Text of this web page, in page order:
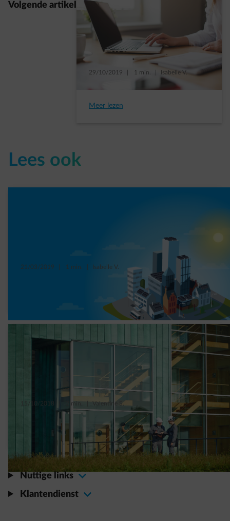
Volgende artikel
29/10/2019 1 min. Isabelle V.
Papier, (liever niet) hier!
Meer lezen
Lees ook
21/03/2019 1 min. Isabelle V.
Zonnepanelen in uw bedrijf? Beslist de
15/10/2018 2 min. Valentine S.
Hoe zorgt u voor een geslaagde financiering
van de energietransitie voor uw bedrijf?
Nuttige links
Klantendienst